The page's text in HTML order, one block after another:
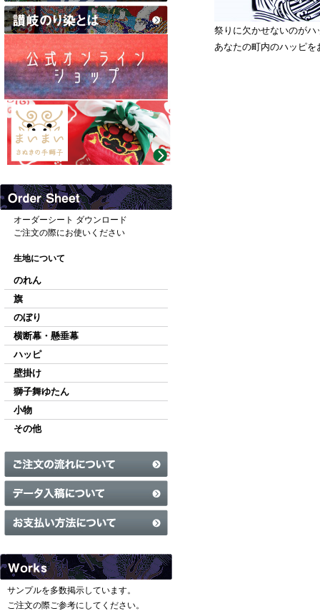
オーダーシート ダウンロード
ご注文の際にお使いください
生地について
のれん
旗
のぼり
横断幕・懸垂幕
ハッピ
壁掛け
獅子舞ゆたん
小物
その他
サンプルを多数掲示しています。
ご注文の際ご参考にしてください。
祭りに欠かせないのがハ
あなたの町内のハッピを